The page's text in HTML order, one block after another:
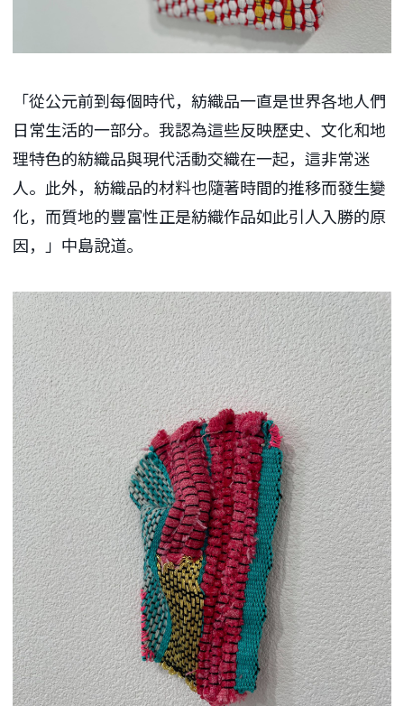
「從公元前到每個時代，紡織品一直是世界各地人們
日常生活的一部分。我認為這些反映歷史、文化和地
理特色的紡織品與現代活動交織在一起，這非常迷
人。此外，紡織品的材料也隨著時間的推移而發生變
化，而質地的豐富性正是紡織作品如此引人入勝的原
因，」中島說道。